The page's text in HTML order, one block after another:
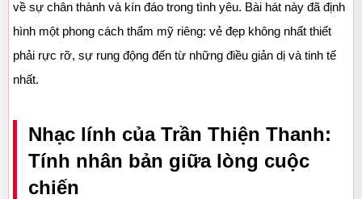
về sự chân thành và kín đáo trong tình yêu. Bài hát này đã định
hình một phong cách thẩm mỹ riêng: vẻ đẹp không nhất thiết
phải rực rỡ, sự rung động đến từ những điều giản dị và tinh tế
nhất.
Nhạc lính của Trần Thiện Thanh:
Tính nhân bản giữa lòng cuộc
chiến